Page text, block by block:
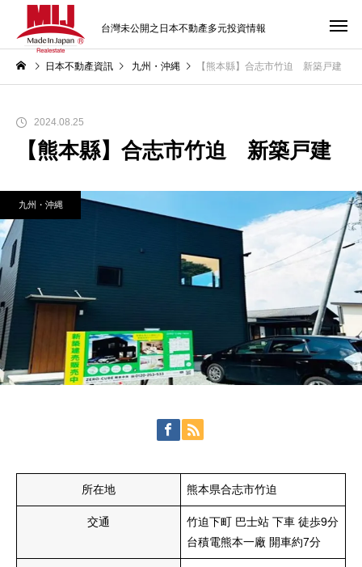
台灣未公開之日本不動產多元投資情報
日本不動產資訊 九州・沖縄 【熊本縣】合志市竹迫 新築戸建
2024.08.25
【熊本縣】合志市竹迫 新築戸建
九州・沖縄
所在地 熊本県合志市竹迫
交通
竹迫下町 巴士站 下車 徒歩9分
台積電熊本一廠 開車約7分